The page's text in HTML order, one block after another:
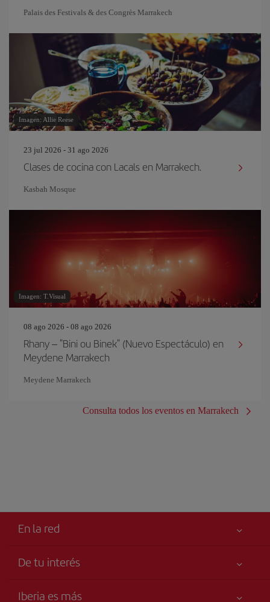
Palais des Festivals & des Congrès Marrakech
Imagen: Allie Reese
23 jul 2026 - 31 ago 2026
Clases de cocina con Lacals en Marrakech.
Kasbah Mosque
Imagen: T.Visual
08 ago 2026 - 08 ago 2026
Rhany – "Bini ou Binek" (Nuevo Espectáculo) en
Meydene Marrakech
Meydene Marrakech
Consulta todos los eventos en Marrakech
En la red
De tu interés
Iberia es más